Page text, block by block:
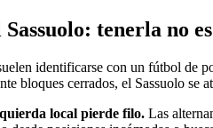
tenerla no
identificarse con un fútbol de
bloques cerrados, el Sassuolo se
local pierde filo. Las